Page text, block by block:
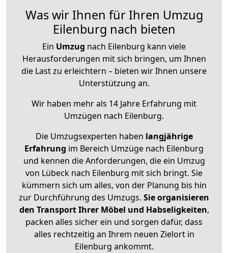
Was wir Ihnen für Ihren Umzug
Eilenburg nach bieten
Ein Umzug nach Eilenburg kann viele
Herausforderungen mit sich bringen, um Ihnen
die Last zu erleichtern – bieten wir Ihnen unsere
Unterstützung an.
Wir haben mehr als 14 Jahre Erfahrung mit
Umzügen nach Eilenburg.
Die Umzugsexperten haben langjährige
Erfahrung im Bereich Umzüge nach Eilenburg
und kennen die Anforderungen, die ein Umzug
von Lübeck nach Eilenburg mit sich bringt. Sie
kümmern sich um alles, von der Planung bis hin
zur Durchführung des Umzugs. Sie organisieren
den Transport Ihrer Möbel und Habseligkeiten,
packen alles sicher ein und sorgen dafür, dass
alles rechtzeitig an Ihrem neuen Zielort in
Eilenburg ankommt.